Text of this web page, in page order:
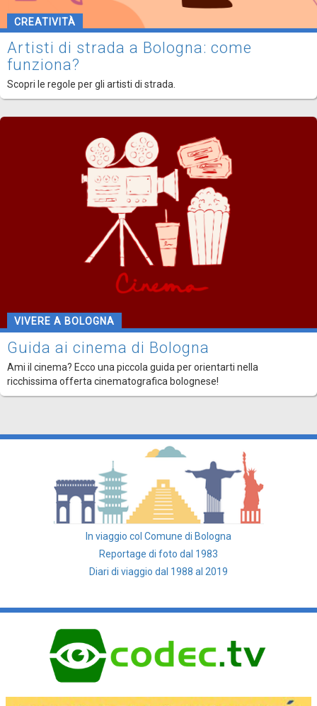
CREATIVITÀ
Artisti di strada a Bologna: come
funziona?
Scopri le regole per gli artisti di strada.
VIVERE A BOLOGNA
Guida ai cinema di Bologna
Ami il cinema? Ecco una piccola guida per orientarti nella
ricchissima offerta cinematografica bolognese!
In viaggio col Comune di Bologna
Reportage di foto dal 1983
Diari di viaggio dal 1988 al 2019